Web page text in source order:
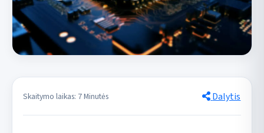
Skaitymo laikas: 7 Minutės Dalytis